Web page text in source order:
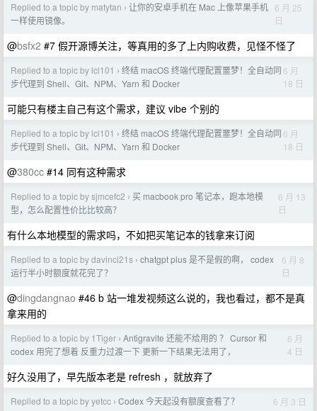
Replied to a topic by matytan › 让你的安卓手机在 Mac 上像苹果手机
一样使用镜像。
6 月 25
日
@bsfx2 #7 假开源博关注，等真用的多了上内购收费，见怪不怪了
Replied to a topic by lcl101 › 终结 macOS 终端代理配置噩梦！全自动同
步代理到 Shell、Git、NPM、Yarn 和 Docker
6 月
18 日
可能只有楼主自己有这个需求，建议 vibe 个别的
Replied to a topic by lcl101 › 终结 macOS 终端代理配置噩梦！全自动同
步代理到 Shell、Git、NPM、Yarn 和 Docker
6 月
18 日
@380cc #14 同有这种需求
Replied to a topic by sjmcefc2 › 买 macbook pro 笔记本，跑本地模
型，怎么配置性价比比较高？
6 月 13
日
有什么本地模型的需求吗，不如把买笔记本的钱拿来订阅
Replied to a topic by davinci21s › chatgpt plus 是不是假的啊， codex
运行半小时额度就花完了？
6 月 8
日
@dingdangnao #46 b 站一堆发视频这么说的，我也看过，都不是真
拿来用的
Replied to a topic by 1Tiger › Antigravite 还能不给用的 ？ Cursor 和
codex 用完了想着 反重力过渡一下 更新一下结果无法用了，
6 月
4 日
好久没用了，早先版本老是 refresh ，就放弃了
Replied to a topic by yetcc › Codex 今天起没有额度查看了？ 6 月 3 日